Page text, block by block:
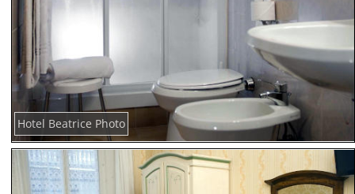
Hotel Beatrice Photo